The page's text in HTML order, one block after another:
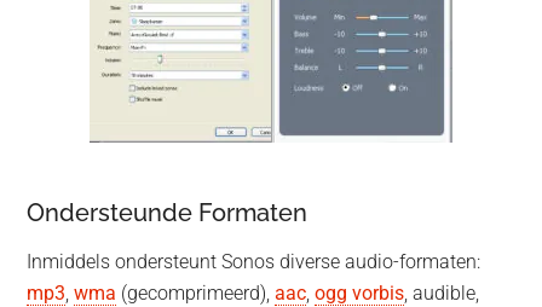
Ondersteunde Formaten
Inmiddels ondersteunt Sonos diverse audio-formaten:
mp3,wma (gecomprimeerd),aac,ogg vorbis, audible,